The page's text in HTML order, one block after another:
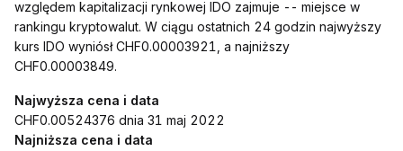
względem kapitalizacji rynkowej IDO zajmuje -- miejsce w
rankingu kryptowalut. W ciągu ostatnich 24 godzin najwyższy
kurs IDO wyniósł CHF0.00003921, a najniższy
CHF0.00003849.
Najwyższa cena i data
CHF0.00524376 dnia 31 maj 2022
Najniższa cena i data